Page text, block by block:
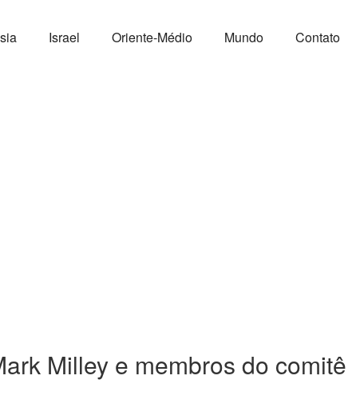
Israel Oriente-Médio Mundo Contato
Milley e membros do comitê